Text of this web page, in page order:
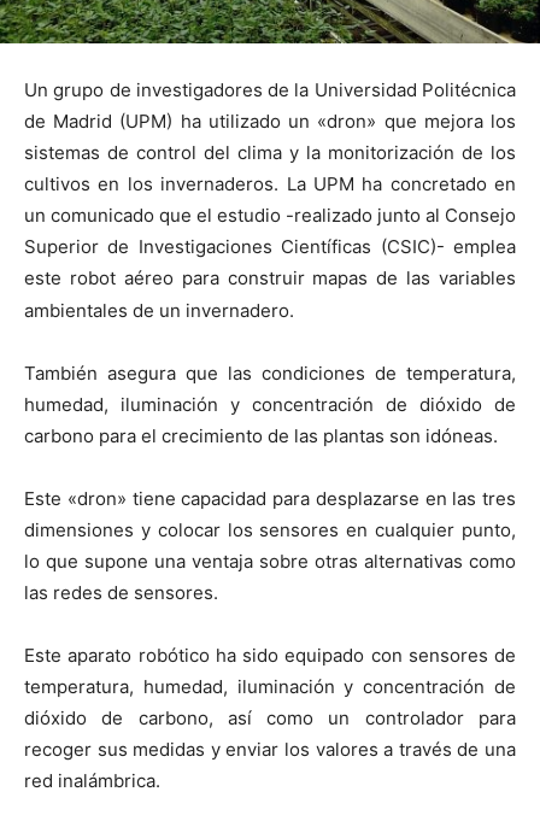
Un grupo de investigadores de la Universidad Politécnica
de Madrid (UPM) ha utilizado un «dron» que mejora los
sistemas de control del clima y la monitorización de los
cultivos en los invernaderos. La UPM ha concretado en
un comunicado que el estudio -realizado junto al Consejo
Superior de Investigaciones Científicas (CSIC)- emplea
este robot aéreo para construir mapas de las variables
ambientales de un invernadero.
También asegura que las condiciones de temperatura,
humedad, iluminación y concentración de dióxido de
carbono para el crecimiento de las plantas son idóneas.
Este «dron» tiene capacidad para desplazarse en las tres
dimensiones y colocar los sensores en cualquier punto,
lo que supone una ventaja sobre otras alternativas como
las redes de sensores.
Este aparato robótico ha sido equipado con sensores de
temperatura, humedad, iluminación y concentración de
dióxido de carbono, así como un controlador para
recoger sus medidas y enviar los valores a través de una
red inalámbrica.